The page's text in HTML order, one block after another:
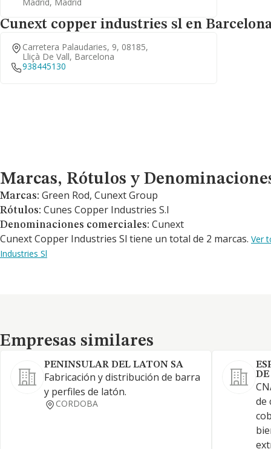
Cunext copper industries sl en
Carretera Palaudaries, 9, 08185,
Lliçà De Vall, Barcelona
938445130
Marcas, Rótulos y Denominaciones Comerciales
Marcas, Rótulos y
Marcas: Green Rod, Cunext Group
Rótulos: Cunes Copper Industries S.l
Denominaciones comerciales: Cunext
Cunext Copper Industries Sl tiene un total de 2 marcas. Ver
Industries Sl
Empresas similares
Empresas similares
PENINSULAR DEL LATON SA
Fabricación y distribución de barra
y perfiles de latón.
CORDOBA
DE
de